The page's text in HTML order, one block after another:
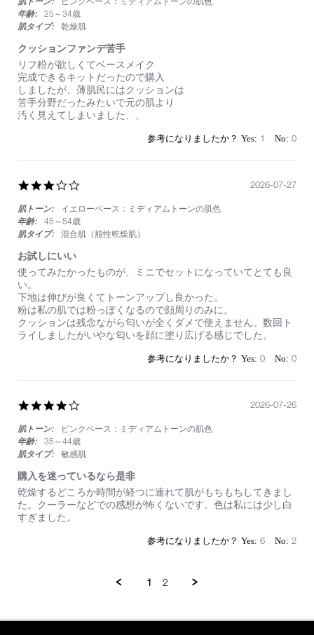
良
か
っ
た
す。
持
ち
運
び
利
い
つ
も
っ
て
い
ま
す。
年齢:
25～34歳
肌タイプ:
乾燥肌
クッションファンデ苦手
Review
by
on
28
Jul
2026
review
stating
ク
ッ
シ
ョ
ァ
デ
苦
手
リフ粉が欲しくてベースメイク
完成できるキットだったので購入
しましたが、薄肌民にはクッションは
苦手分野だったみたいで元の肌より
汚く見えてしまいました、、
1 0
rating
肌トーン:
イエローベース：ミディアムトーンの肌色
年齢:
45～54歳
肌タイプ:
混合肌（脂性乾燥肌）
お試しにいい
Review
by
on
27
Jul
2026
review
stating
お
試
し
に
い
使ってみたかったものが、ミニでセットになっていてとても良
い。
下地は伸びが良くてトーンアップし良かった。
粉は私の肌では粉っぽくなるので顔周りのみに。
クッションは残念ながら匂いが全くダメで使えません。数回ト
ライしましたがいやな匂いを顔に塗り広げる感じでした。
2026-07-27
0 0
rating
肌トーン:
ピンクベース：ミディアムトーンの肌色
年齢:
35～44歳
肌タイプ:
敏感肌
購入を迷っているなら是非
Review
by
on
26
review
stating
購
入
ら
乾燥するどころか時間が経つに連れて肌がもちもちしてきまし
た。クーラーなどでの感想が怖くないです。色は私には少し白
すぎました。
2026-07-26
6 2
1 2